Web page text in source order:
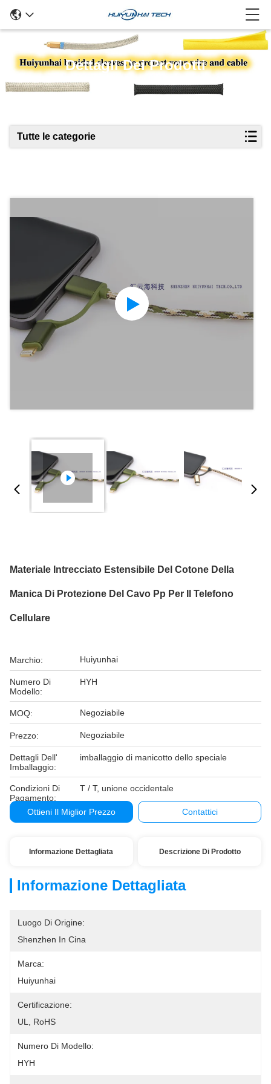
Dettagli Dei Prodotti
Tutte le categorie
Materiale Intrecciato Estensibile Del Cotone Della
Manica Di Protezione Del Cavo Pp Per Il Telefono
Cellulare
Marchio: Huiyunhai
Numero Di
Modello:
HYH
MOQ: Negoziabile
Prezzo: Negoziabile
Dettagli Dell'
Imballaggio:
imballaggio di manicotto dello speciale
Condizioni Di
Pagamento:
T / T, unione occidentale
Ottieni Il Miglior Prezzo Contattici
Informazione Dettagliata Descrizione Di Prodotto
Informazione Dettagliata
Luogo Di Origine:
Shenzhen In Cina
Marca:
Huiyunhai
Certificazione:
UL, RoHS
Numero Di Modello:
HYH